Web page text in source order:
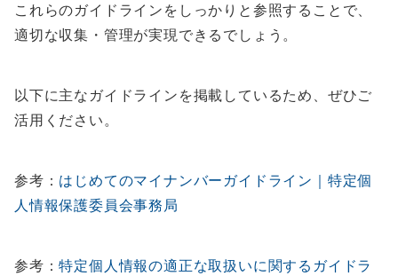
これらのガイドラインをしっかりと参照することで、
適切な収集・管理が実現できるでしょう。
以下に主なガイドラインを掲載しているため、ぜひご
活用ください。
参考： はじめてのマイナンバーガイドライン｜特定個
人情報保護委員会事務局
参考：特定個人情報の適正な取扱いに関するガイドラ